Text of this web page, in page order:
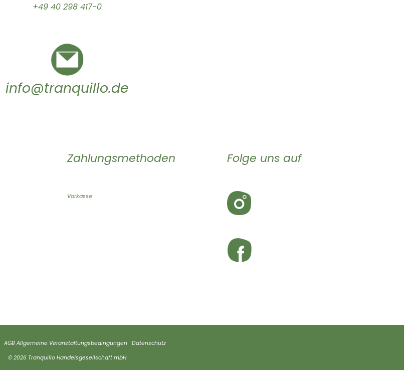
+49 40 298 417-0
info@tranquillo.de
Zahlungsmethoden
Vorkasse
Folge uns auf
AGB Allgemeine Veranstaltungsbedingungen
Datenschutz
© 2026 Tranquillo Handelsgesellschaft mbH